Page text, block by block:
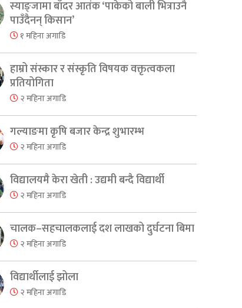
स्याङ्जामा बाँदर आतंक ‘पाकेको बाली भित्राउनै
पाउँदैनन् किसान’
१ महिना अगाडि
हाम्रो संस्कार र संस्कृति विषयक वक्तृत्वकला
प्रतियोगिता
२ महिना अगाडि
गल्याङमा कृषि बजार केन्द्र शुभारम्भ
२ महिना अगाडि
विद्यालयमै केरा खेती : उद्यमी बन्दै विद्यार्थी
२ महिना अगाडि
चालक–सहचालकलाई दश लाखको दुर्घटना बिमा
२ महिना अगाडि
विद्यार्थीलाई झोला
२ महिना अगाडि